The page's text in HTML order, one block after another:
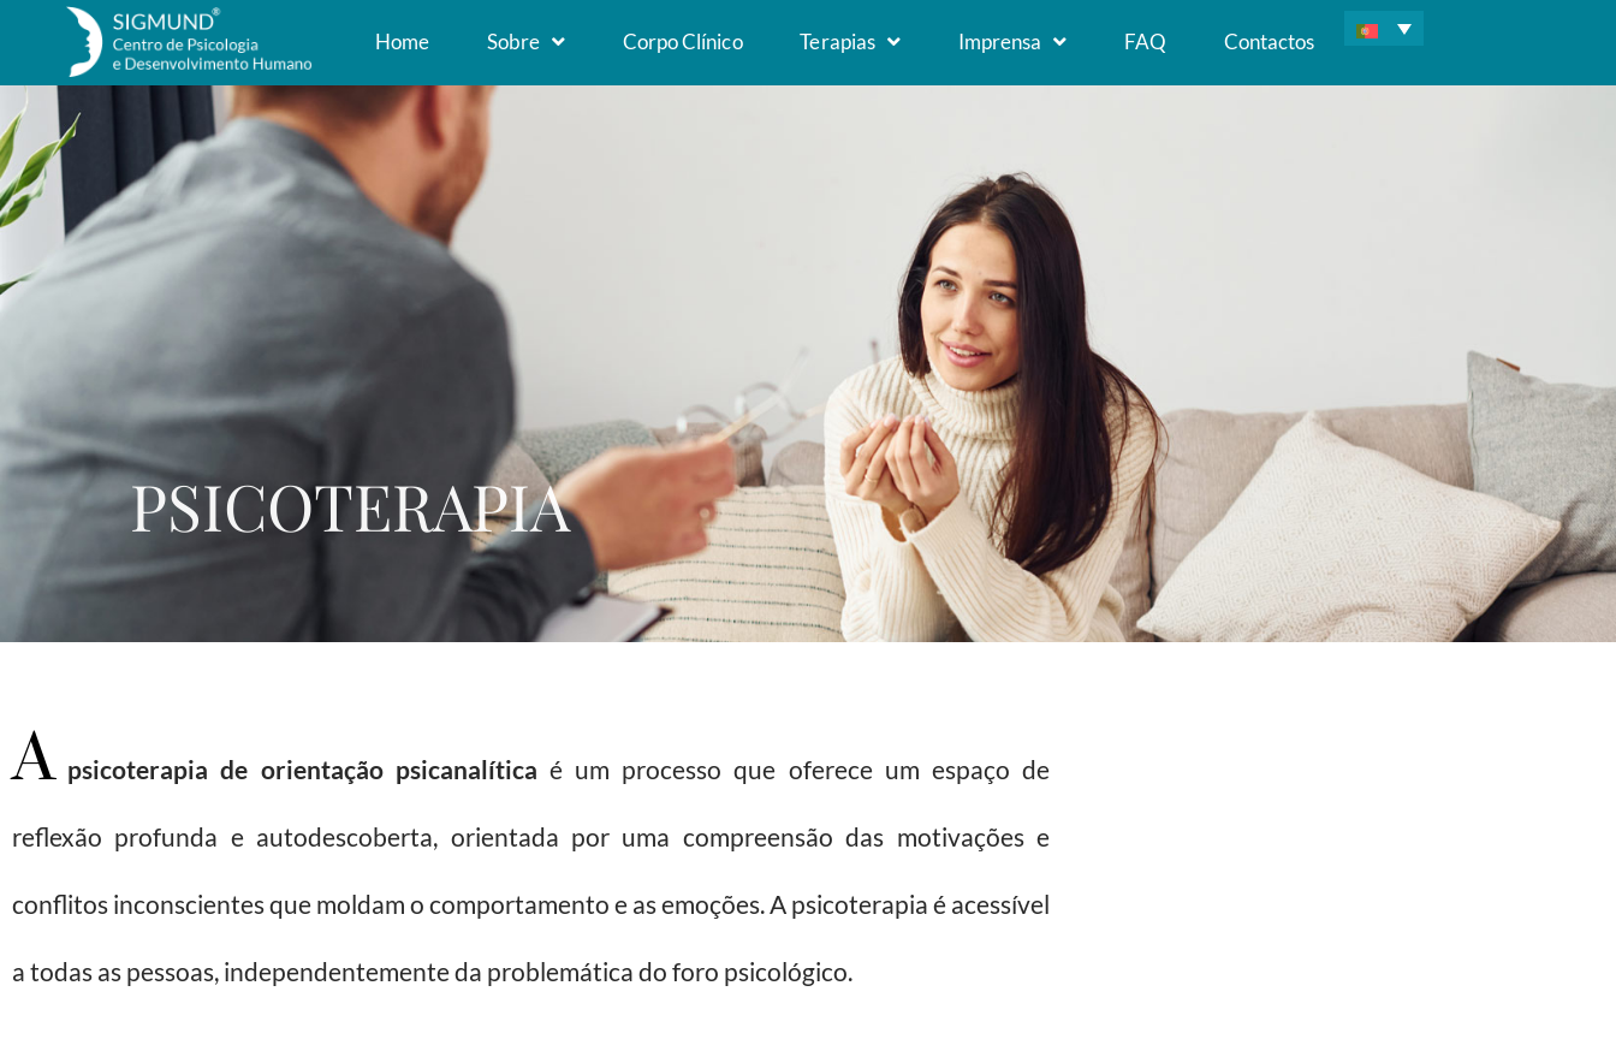
Home Sobre Corpo Clínico Terapias Imprensa FAQ Contactos
PSICOTERAPIA
A psicoterapia de orientação psicanalítica é um processo que oferece um espaço de
reflexão profunda e autodescoberta, orientada por uma compreensão das motivações e
conflitos inconscientes que moldam o comportamento e as emoções. A psicoterapia é acessível
a todas as pessoas, independentemente da problemática do foro psicológico.